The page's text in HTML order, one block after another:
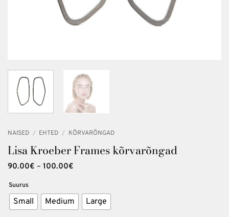
NAISED / EHTED / KÕRVARÕNGAD
Lisa Kroeber Frames kõrvarõngad
90.00€ – 100.00€
Suurus
Small Medium Large